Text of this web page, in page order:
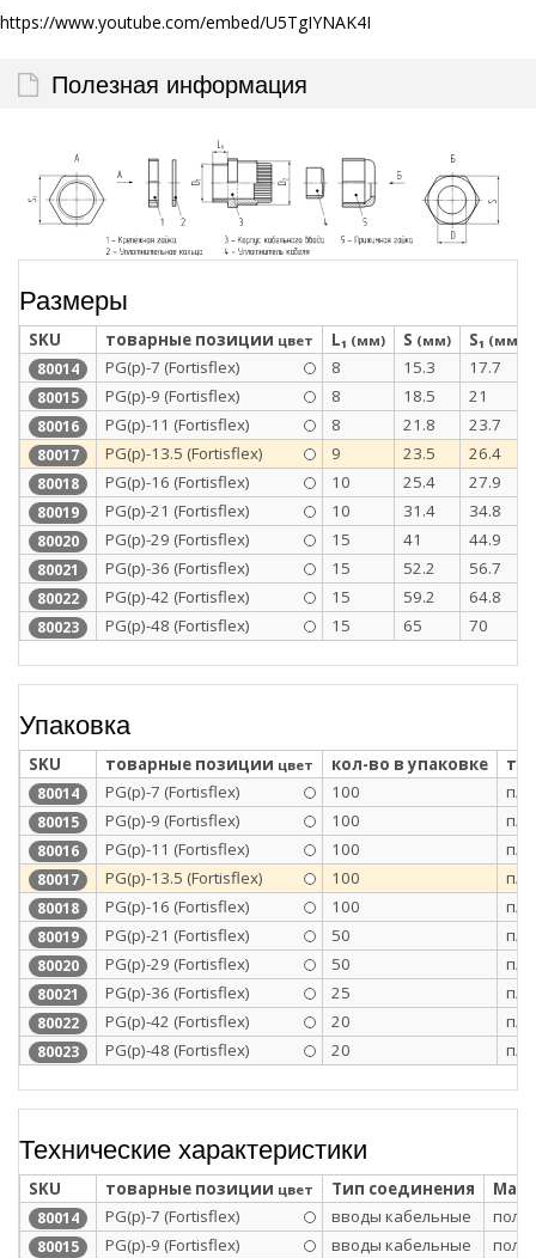
https://www.youtube.com/embed/U5TgIYNAK4I
Полезная информация
Размеры
SKU товарные позиции цвет L₁ (мм) S (мм) S₁ (мм)
80014 PG(p)-7 (Fortisflex) 8 15.3 17.7
80015 PG(p)-9 (Fortisflex) 8 18.5 21
80016 PG(p)-11 (Fortisflex) 8 21.8 23.7
80017 PG(p)-13.5 (Fortisflex) 9 23.5 26.4
80018 PG(p)-16 (Fortisflex) 10 25.4 27.9
80019 PG(p)-21 (Fortisflex) 10 31.4 34.8
80020 PG(p)-29 (Fortisflex) 15 41 44.9
80021 PG(p)-36 (Fortisflex) 15 52.2 56.7
80022 PG(p)-42 (Fortisflex) 15 59.2 64.8
80023 PG(p)-48 (Fortisflex) 15 65 70
Упаковка
SKU товарные позиции цвет кол-во в упаковке
80014 PG(p)-7 (Fortisflex) 100 п/э
80015 PG(p)-9 (Fortisflex) 100 п/э
80016 PG(p)-11 (Fortisflex) 100 п/э
80017 PG(p)-13.5 (Fortisflex) 100 п/э
80018 PG(p)-16 (Fortisflex) 100 п/э
80019 PG(p)-21 (Fortisflex) 50 п/э
80020 PG(p)-29 (Fortisflex) 50 п/э
80021 PG(p)-36 (Fortisflex) 25 п/э
80022 PG(p)-42 (Fortisflex) 20 п/э
80023 PG(p)-48 (Fortisflex) 20 п/э
Технические характеристики
SKU товарные позиции цвет Тип соединения
80014 PG(p)-7 (Fortisflex) вводы кабельные
80015 PG(p)-9 (Fortisflex) вводы кабельные